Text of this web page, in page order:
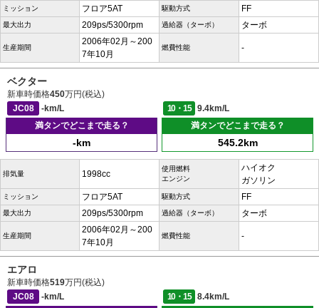
ミッション フロア5AT 駆動方式 FF
最大出力 209ps/5300rpm 過給器（ターボ） ターボ
生産期間
2006年02月～200
7年10月
燃費性能 -
ベクター
新車時価格450万円(税込)
JC08
-km/L 10・15
9.4km/L
満タンでどこまで走る？
-km
満タンでどこまで走る？
545.2km
排気量 1998cc
使用燃料
エンジン
ハイオク
ガソリン
ミッション フロア5AT 駆動方式 FF
最大出力 209ps/5300rpm 過給器（ターボ） ターボ
生産期間
2006年02月～200
7年10月
燃費性能 -
エアロ
新車時価格519万円(税込)
JC08
-km/L 10・15
8.4km/L